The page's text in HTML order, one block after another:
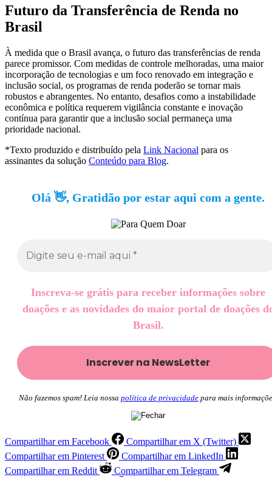
Futuro da Transferência de Renda no
Brasil
À medida que o Brasil avança, o futuro das transferências de renda
parece promissor. Com medidas de controle melhoradas, uma maior
incorporação de tecnologias e um foco renovado em integração e
inclusão social, os programas de renda poderão se tornar mais
robustos e abrangentes. No entanto, desafios como a instabilidade
econômica e política requerem vigilância constante e inovação
contínua para garantir que a inclusão social permaneça uma
prioridade nacional.
*Texto produzido e distribuído pela Link Nacional para os
assinantes da solução Conteúdo para Blog.
Olá 👋, Gratidão por estar aqui com a gente.
Inscreva-se grátis para receber informações sobre
doações e as novidades do maior portal de doações
Brasil.
Não fazemos spam! Leia nossa política de privacidade para mais
Compartilhar em Facebook
Compartilhar em X (Twitter)
Compartilhar em Pinterest
Compartilhar em LinkedIn
Compartilhar em Reddit
Compartilhar em Telegram